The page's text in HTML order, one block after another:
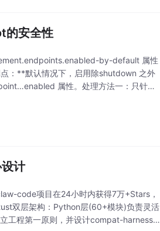
安全性
by-default 属性
：**默认情况下，启用除shutdown 之外
属性。处理方法一：只针对
计
code项目在24小时内获得7万+Stars，
双层架构：Python层(60+模块)负责灵活
工程第一原则，并设计compat-harness桥